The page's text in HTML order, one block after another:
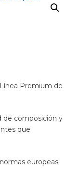
Premium de
de composición y
que
europeas.